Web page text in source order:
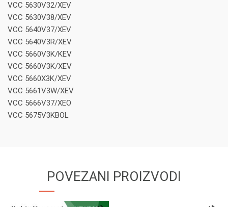
VCC 5630V32/XEV
VCC 5630V38/XEV
VCC 5640V37/XEV
VCC 5640V3R/XEV
VCC 5660V3K/KEV
VCC 5660V3K/XEV
VCC 5660X3K/XEV
VCC 5661V3W/XEV
VCC 5666V37/XEO
VCC 5675V3KBOL
POVEZANI PROIZVODI